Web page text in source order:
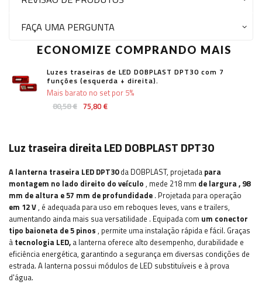
FAÇA UMA PERGUNTA
ECONOMIZE COMPRANDO MAIS
Luzes traseiras de LED DOBPLAST DPT30 com 7
funções (esquerda + direita).
80,58 € 75,80 €
Mais barato no set por 5%
Luz traseira direita LED DOBPLAST DPT30
A lanterna traseira LED DPT30da DOBPLAST, projetada para
montagem no lado direito do veículo , mede 218 mm de largura, 98
mm de altura e 57 mm de profundidade . Projetada para operação
em 12 V, é adequada para uso em reboques leves, vans e trailers,
aumentando ainda mais sua versatilidade . Equipada com um conector
tipo baioneta de 5 pinos , permite uma instalação rápida e fácil. Graças
à tecnologia LED, a lanterna oferece alto desempenho, durabilidade e
eficiência energética, garantindo a segurança em diversas condições de
estrada. A lanterna possui módulos de LED substituíveis e à prova
d'água.